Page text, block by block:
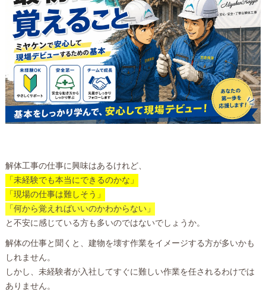
解体工事の仕事に興味はあるけれど、
「未経験でも本当にできるのかな」
「現場の仕事は難しそう」
「何から覚えればいいのかわからない」
と不安に感じている方も多いのではないでしょうか。
解体の仕事と聞くと、建物を壊す作業をイメージする方が多いかも
しれません。
しかし、未経験者が入社してすぐに難しい作業を任されるわけでは
ありません。